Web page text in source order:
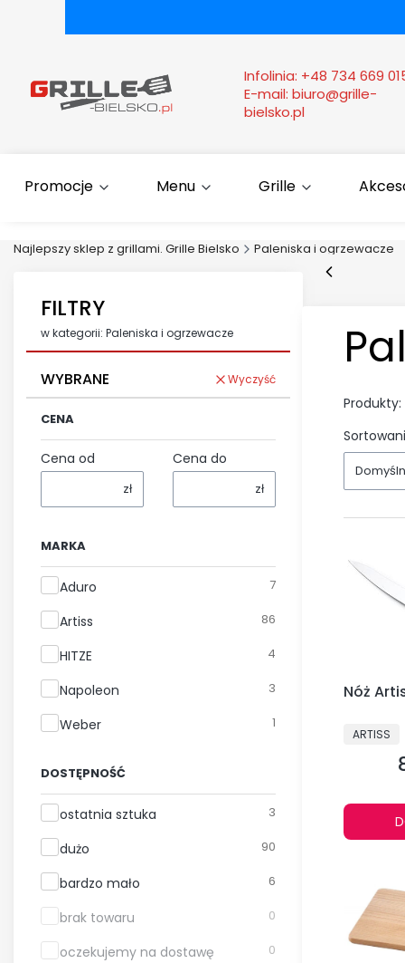
Infolinia: +48 734 669
E-mail: biuro@grille-
bielsko.pl
Promocje Menu Grille
Najlepszy sklep z grillami. Grille Bielsko Paleniska i ogrzewacze
FILTRY
w kategorii: Paleniska i ogrzewacze
WYBRANE Wyczyść
CENA
Cena od
zł
Cena do
zł
MARKA
Marka
Aduro 7
Artiss 86
HITZE 4
Napoleon 3
Weber 1
DOSTĘPNOŚĆ
Dostępność
ostatnia sztuka 3
dużo 90
bardzo mało 6
brak towaru 0
oczekujemy na dostawę 0
Produkty:
Nóż
ARTISS